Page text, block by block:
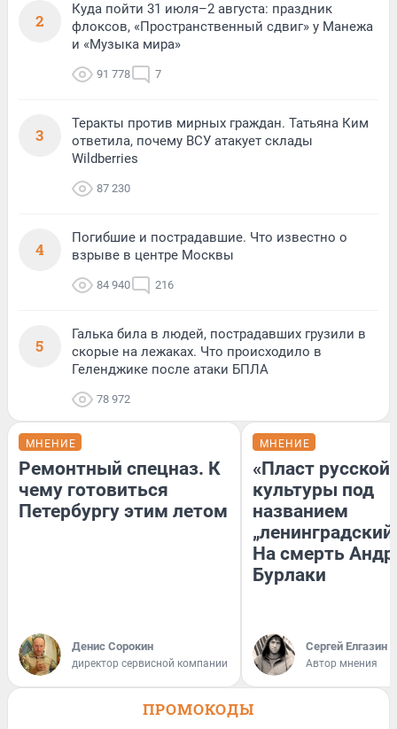
2
Куда пойти 31 июля–2 августа: праздник
флоксов, «Пространственный сдвиг» у Манежа
и «Музыка мира»
91 778 7
3
Теракты против мирных граждан. Татьяна Ким
ответила, почему ВСУ атакует склады
Wildberries
87 230
4
Погибшие и пострадавшие. Что известно о
взрыве в центре Москвы
84 940 216
5
Галька била в людей, пострадавших грузили в
скорые на лежаках. Что происходило в
Геленджике после атаки БПЛА
78 972
МНЕНИЕ
Ремонтный спецназ. К
чему готовиться
Петербургу этим летом
Денис Сорокин
директор сервисной компании
МНЕНИЕ
«Пласт русской
культуры под
названием
На смерть
Бурлаки
Сергей Елгазин
Автор мнения
ПРОМОКОДЫ